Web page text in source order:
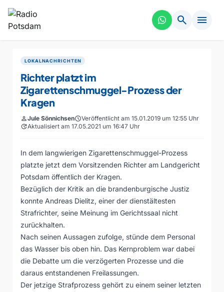
search menu
LOKALNACHRICHTEN
Richter platzt im
Zigarettenschmuggel-Prozess der
Kragen
personJule SönnichsenscheduleVeröffentlicht am 15.01.2019 um 12:55 Uhr
updateAktualisiert am 17.05.2021 um 16:47 Uhr
In dem langwierigen Zigarettenschmuggel-Prozess
platzte jetzt dem Vorsitzenden Richter am Landgericht
Potsdam öffentlich der Kragen.
Bezüglich der Kritik an die brandenburgische Justiz
konnte Andreas Dielitz, einer der dienstältesten
Strafrichter, seine Meinung im Gerichtssaal nicht
zurückhalten.
Nach seinen Aussagen zufolge, stünde dem Personal
das Wasser bis oben hin. Das Kernproblem war dabei
die Debatte um die verzögerten Prozesse und die
daraus entstandenen Freilassungen.
Der jetzige Strafprozess gehört zu einem seiner letzten